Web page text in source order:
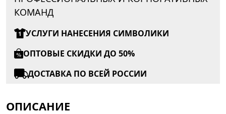
КОМАНД
УСЛУГИ НАНЕСЕНИЯ СИМВОЛИКИ
ОПТОВЫЕ СКИДКИ ДО 50%
ДОСТАВКА ПО ВСЕЙ РОССИИ
ОПИСАНИЕ